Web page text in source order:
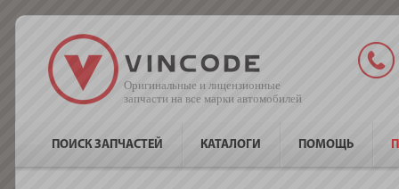
Оригинальные и лицензионные
запчасти на все марки автомобилей
ПОИСК ЗАПЧАСТЕЙ КАТАЛОГИ ПОМОЩЬ